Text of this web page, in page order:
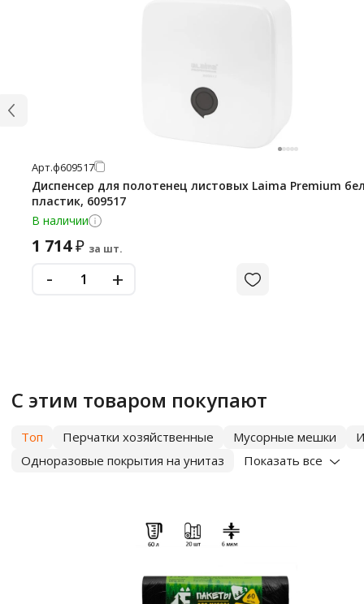
Арт.ф609517
Диспенсер для полотенец листовых Laima Premium
пластик, 609517
В наличии
1 714₽ за шт.
- +
С этим товаром покупают
Топ Перчатки хозяйственные Мусорные мешки
Одноразовые покрытия на унитаз
Показать все